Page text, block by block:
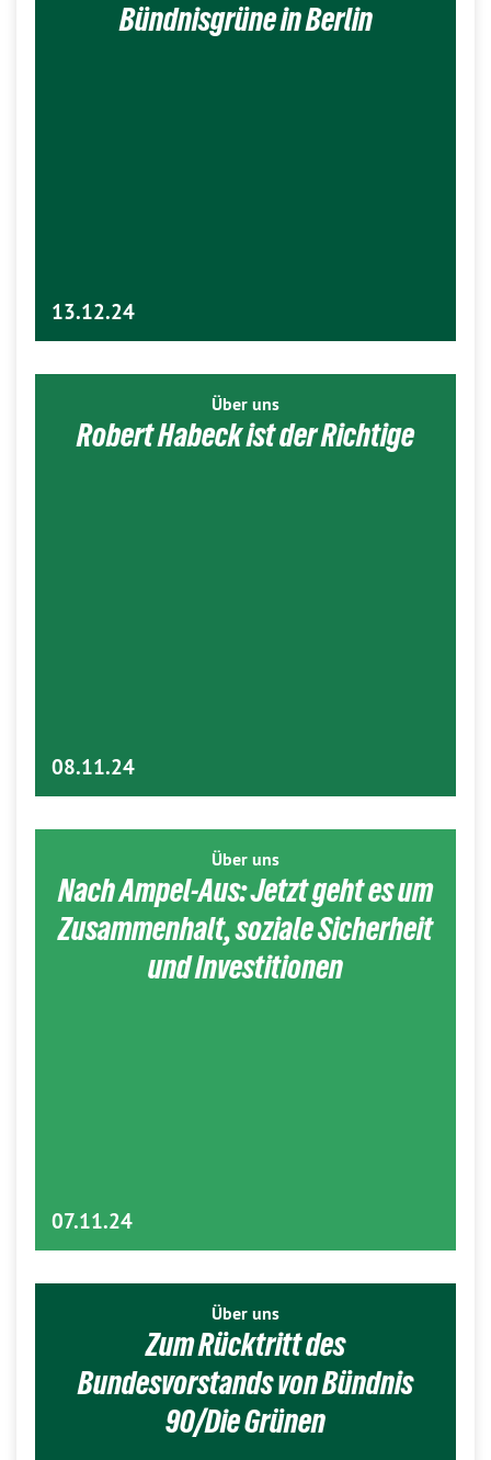
Bündnisgrüne in Berlin
13.12.24
Über uns
Robert Habeck ist der Richtige
08.11.24
Über uns
Nach Ampel-Aus: Jetzt geht es um
Zusammenhalt, soziale Sicherheit
und Investitionen
07.11.24
Über uns
Zum Rücktritt des
Bundesvorstands von Bündnis
90/Die Grünen